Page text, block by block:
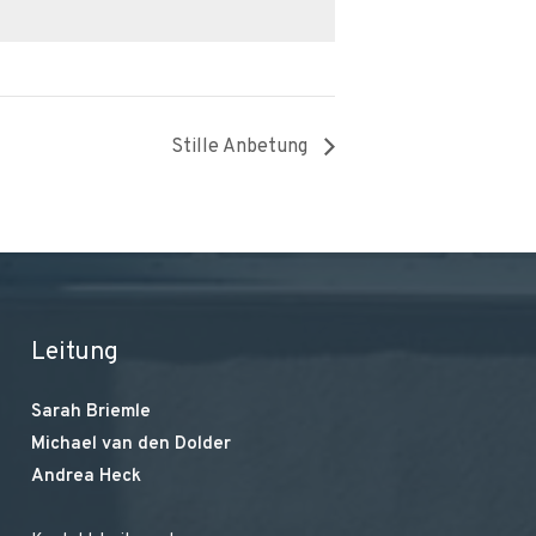
Stille Anbetung
Leitung
Sarah Briemle
Michael van den Dolder
Andrea Heck